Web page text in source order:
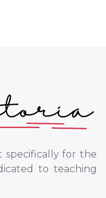
specifically for the
to teaching